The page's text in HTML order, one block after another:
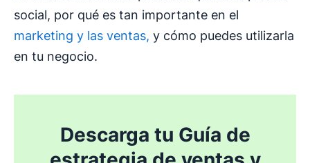
social, por qué es tan importante en el
marketing y las ventas, y cómo puedes utilizarla
en tu negocio.
Descarga tu Guía de